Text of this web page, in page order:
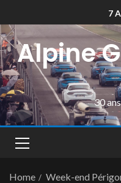
7
Alpine
30
Home Week-end